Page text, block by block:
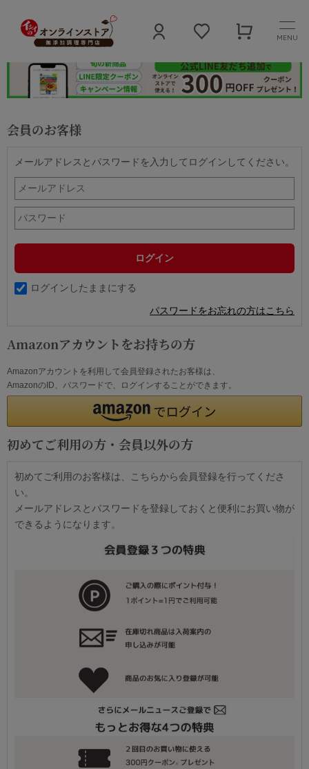
MENU
会員のお客様
メールアドレスとパスワードを入力してログインしてください。
ログインしたままにする
パスワードをお忘れの方はこちら
Amazonアカウントをお持ちの方
Amazonアカウントを利用して会員登録されたお客様は、
AmazonのID、パスワードで、ログインすることができます。
初めてご利用の方・会員以外の方
初めてご利用のお客様は、こちらから会員登録を行ってくださ
い。
メールアドレスとパスワードを登録しておくと便利にお買い物が
できるようになります。